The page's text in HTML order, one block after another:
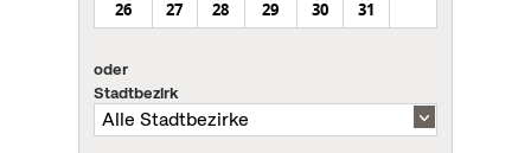
26
27 28 29 30 31
oder
Stadtbezirk